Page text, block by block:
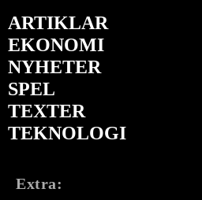
ARTIKLAR
EKONOMI
NYHETER
SPEL
TEXTER
TEKNOLOGI
Extra: